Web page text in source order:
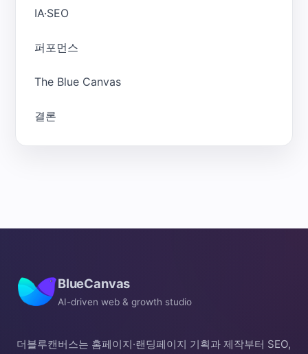
IA·SEO
퍼포먼스
The Blue Canvas
결론
BlueCanvas
AI-driven web & growth studio
더블루캔버스는 홈페이지·랜딩페이지 기획과 제작부터 SEO,